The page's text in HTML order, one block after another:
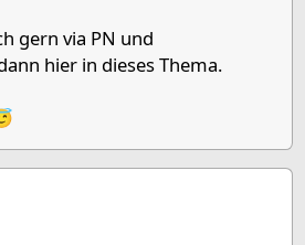
gern via PN und
hier in dieses Thema.
'26